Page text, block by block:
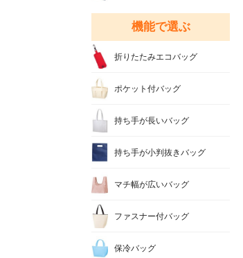
機能で選ぶ
折りたたみエコバッグ
ポケット付バッグ
持ち手が長いバッグ
持ち手が小判抜きバッグ
マチ幅が広いバッグ
ファスナー付バッグ
保冷バッグ